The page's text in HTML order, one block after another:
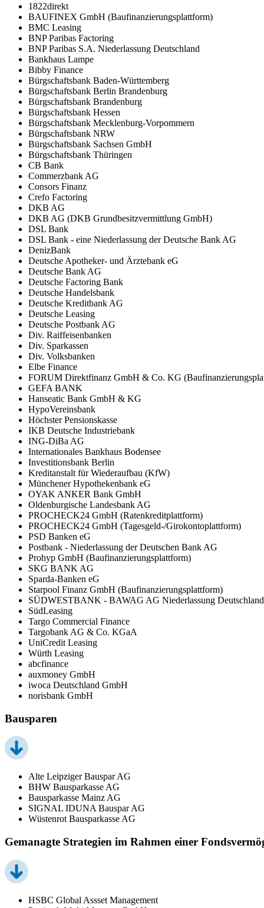
1822direkt
BAUFINEX GmbH (Baufinanzierungsplattform)
BMC Leasing
BNP Paribas Factoring
BNP Paribas S.A. Niederlassung Deutschland
Bankhaus Lampe
Bibby Finance
Bürgschaftsbank Baden-Württemberg
Bürgschaftsbank Berlin Brandenburg
Bürgschaftsbank Brandenburg
Bürgschaftsbank Hessen
Bürgschaftsbank Mecklenburg-Vorpommern
Bürgschaftsbank NRW
Bürgschaftsbank Sachsen GmbH
Bürgschaftsbank Thüringen
CB Bank
Commerzbank AG
Consors Finanz
Crefo Factoring
DKB AG
DKB AG (DKB Grundbesitzvermittlung GmbH)
DSL Bank
DSL Bank - eine Niederlassung der Deutsche Bank AG
DenizBank
Deutsche Apotheker- und Ärztebank eG
Deutsche Bank AG
Deutsche Factoring Bank
Deutsche Handelsbank
Deutsche Kreditbank AG
Deutsche Leasing
Deutsche Postbank AG
Div. Raiffeisenbanken
Div. Sparkassen
Div. Volksbanken
Elbe Finance
FORUM Direktfinanz GmbH & Co. KG
GEFA BANK
Hanseatic Bank GmbH & KG
HypoVereinsbank
Höchster Pensionskasse
IKB Deutsche Industriebank
ING-DiBa AG
Internationales Bankhaus Bodensee
Investitionsbank Berlin
Kreditanstalt für Wiederaufbau (KfW)
Münchener Hypothekenbank eG
OYAK ANKER Bank GmbH
Oldenburgische Landesbank AG
PROCHECK24 GmbH (Ratenkreditplattform)
PROCHECK24 GmbH (Tagesgeld-/Girokontoplattform)
PSD Banken eG
Postbank - Niederlassung der Deutschen Bank AG
Prohyp GmbH (Baufinanzierungsplattform)
SKG BANK AG
Sparda-Banken eG
Starpool Finanz GmbH (Baufinanzierungsplattform)
SÜDWESTBANK - BAWAG AG Niederlassung Deutschland
SüdLeasing
Targo Commercial Finance
Targobank AG & Co. KGaA
UniCredit Leasing
Würth Leasing
abcfinance
auxmoney GmbH
iwoca Deutschland GmbH
norisbank GmbH
Bausparen
Alte Leipziger Bauspar AG
BHW Bausparkasse AG
Bausparkasse Mainz AG
SIGNAL IDUNA Bauspar AG
Wüstenrot Bausparkasse AG
Gemanagte Strategien im Rahmen einer
HSBC Global Assset Management